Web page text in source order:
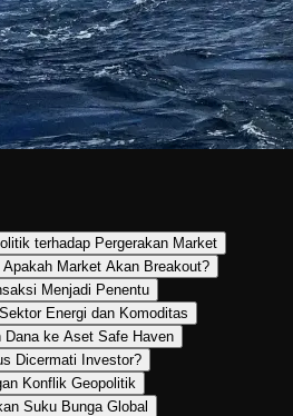
terhadap Pergerakan Market
Market Akan Breakout?
Menjadi Penentu
Energi dan Komoditas
Dana ke Aset Safe Haven
Dicermati Investor?
Konflik Geopolitik
Suku Bunga Global